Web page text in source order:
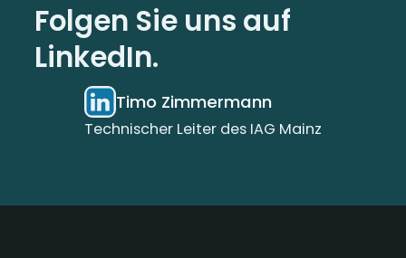
Folgen Sie uns auf
LinkedIn.
Timo Zimmermann
Technischer Leiter des IAG Mainz